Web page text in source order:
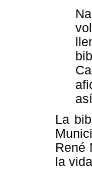
La
René
la